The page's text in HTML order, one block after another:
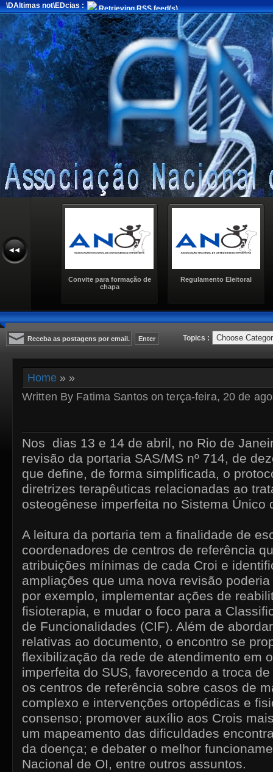
\DAltimas not\EDcias : Retrieving RSS feed(s)
Convite para formação de
chapa
Regulamento Eleitoral
Topics :
Home » »
Written By Fatima Santos on terça-feira, 20 de
Nos dias 13 e 14 de abril, no Rio de
revisão da portaria SAS/MS nº 714, de
que define, de forma simplificada, o
diretrizes terapêuticas relacionadas ao
osteogênese imperfeita no Sistema Único
A leitura da portaria tem a finalidade de
coordenadores de centros de referência
atribuições mínimas de cada Croi e
ampliações que uma nova revisão
por exemplo, implementar ações de
fisioterapia, e mudar o foco para a
de Funcionalidades (CIF). Além de
relativas ao documento, o encontro se
flexibilização da rede de atendimento em
imperfeita do SUS, favorecendo a troca
os centros de referência sobre casos de
complexo e intervenções ortopédicas e
consenso; promover auxílio aos Crois
um mapeamento das dificuldades
da doença; e debater o melhor
Nacional de OI, entre outros assuntos.